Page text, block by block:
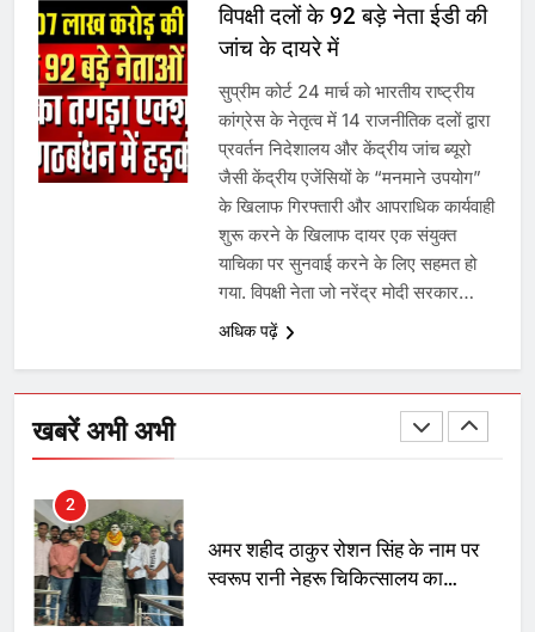
विपक्षी दलों के 92 बड़े नेता ईडी की
जांच के दायरे में
सुप्रीम कोर्ट 24 मार्च को भारतीय राष्ट्रीय
कांग्रेस के नेतृत्व में 14 राजनीतिक दलों द्वारा
प्रवर्तन निदेशालय और केंद्रीय जांच ब्यूरो
जैसी केंद्रीय एजेंसियों के “मनमाने उपयोग”
के खिलाफ गिरफ्तारी और आपराधिक कार्यवाही
शुरू करने के खिलाफ दायर एक संयुक्त
याचिका पर सुनवाई करने के लिए सहमत हो
गया. विपक्षी नेता जो नरेंद्र मोदी सरकार…
अधिक पढ़ें
खबरें अभी अभी
7
गाजा युद्धविराम को लेकर बड़ी खबरें
8
चुनाव से पहले लालू परिवार पर बड़ा झटका,
दिल्ली कोर्ट ने IRCTC घोटाले में आरोप
तय किए
SRN अस्पताल का नाम अमर शहीद ठाकुर
रोशन सिंह के नाम पर करने की मांग तेज
2
अमर शहीद ठाकुर रोशन सिंह के नाम पर
स्वरूप रानी नेहरू चिकित्सालय का